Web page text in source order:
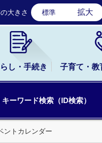
石岡市公式ホー
大きさ 標準 拡大
らし・手続き 子育て・教
キーワード検索（ID検索）
ントカレンダー